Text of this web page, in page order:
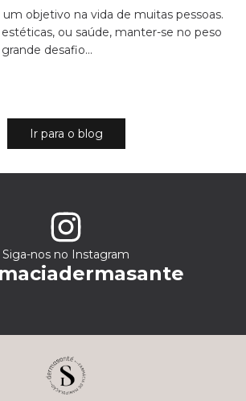
objetivo na vida de muitas pessoas.
ou saúde, manter-se no peso
desafio...
Ir para o blog
Siga-nos no Instagram